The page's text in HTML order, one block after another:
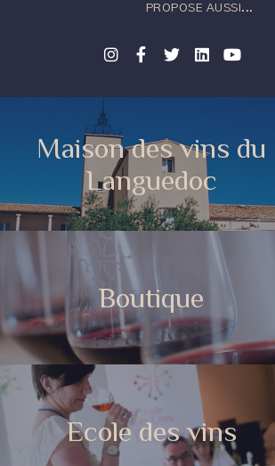
PROPOSE AUSSI...
Maison des vins du
Languedoc
Boutique
Ecole des vins